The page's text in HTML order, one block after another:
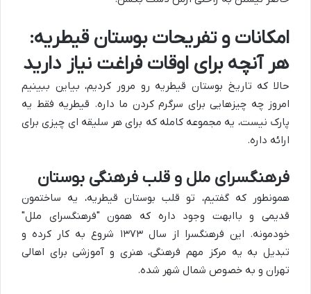
امکانات و تفریحات بوستان قیطریه:
هر آنچه برای اوقات فراغت نیاز دارید
حالا که تاریخ بوستان قیطریه رو مرور کردیم، بیاین ببینیم
امروز چه چیزهایی برای سرگرم کردن ما داره. قیطریه فقط یه
پارک نیست، یه مجموعه کامله که برای هر سلیقه ای چیزی برای
ارائه داره.
فرهنگسرای ملل و قلب فرهنگی بوستان
همونطور که گفتیم، تو قلب بوستان قیطریه، یه ساختمون
قدیمی و باابهت وجود داره که همون "فرهنگسرای ملل"
خودمونه. این فرهنگسرا از سال ۱۳۷۳ شروع به کار کرده و
تبدیل به یه مرکز مهم فرهنگی، هنری و آموزشی برای اهالی
تهران و به خصوص شمال شهر شده.